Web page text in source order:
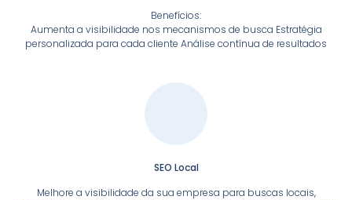
Benefícios:
Aumenta a visibilidade nos mecanismos de busca Estratégia
personalizada para cada cliente Análise contínua de resultados
SEO Local
Melhore a visibilidade da sua empresa para buscas locais,